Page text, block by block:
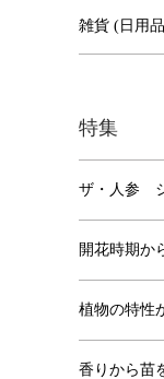
雑貨 (日用
特集
ザ・人参
開花時期か
植物の特性
香りから苗